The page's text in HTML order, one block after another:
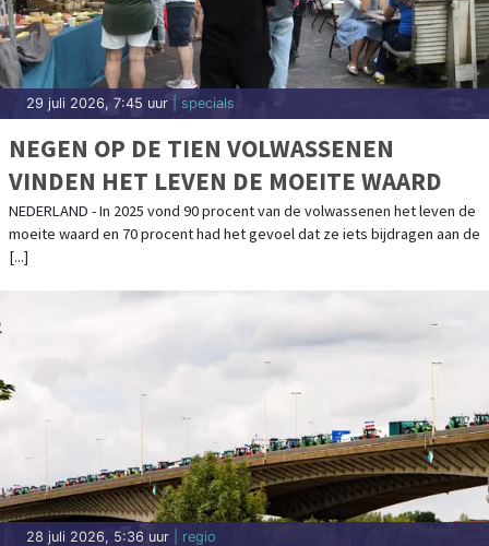
29 juli 2026, 7:45 uur | specials
NEGEN OP DE TIEN VOLWASSENEN
VINDEN HET LEVEN DE MOEITE WAARD
NEDERLAND - In 2025 vond 90 procent van de volwassenen het leven de
moeite waard en 70 procent had het gevoel dat ze iets bijdragen aan de
[...]
28 juli 2026, 5:36 uur | regio